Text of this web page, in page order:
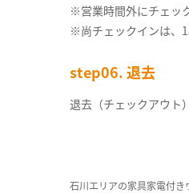
※営業時間外にチェッ
※尚チェックインは、
step06. 退去
退去（チェックアウト
石川エリアの家具家電付